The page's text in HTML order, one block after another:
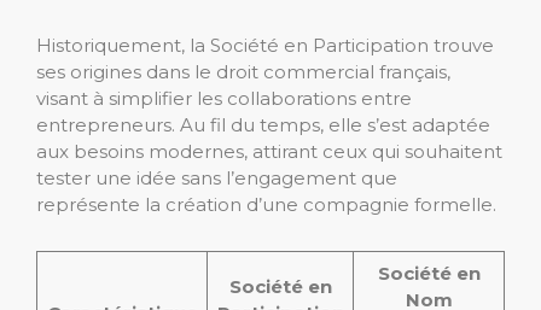
Historiquement, la Société en Participation trouve
ses origines dans le droit commercial français,
visant à simplifier les collaborations entre
entrepreneurs. Au fil du temps, elle s’est adaptée
aux besoins modernes, attirant ceux qui souhaitent
tester une idée sans l’engagement que
représente la création d’une compagnie formelle.
Société en
Société en
Nom